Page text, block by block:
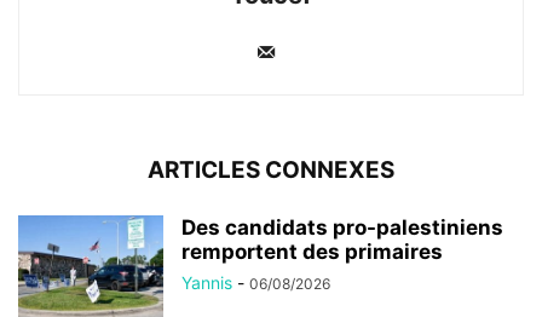
ARTICLES CONNEXES
Des candidats pro-palestiniens
remportent des primaires
Yannis - 06/08/2026